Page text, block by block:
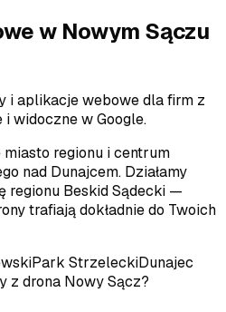
w Nowym Sączu
i aplikacje webowe dla firm z
widoczne w Google.
regionu i centrum
nad Dunajcem. Działamy
regionu Beskid Sądecki —
trafiają dokładnie do Twoich
Park StrzeleckiDunajec
z drona Nowy Sącz?